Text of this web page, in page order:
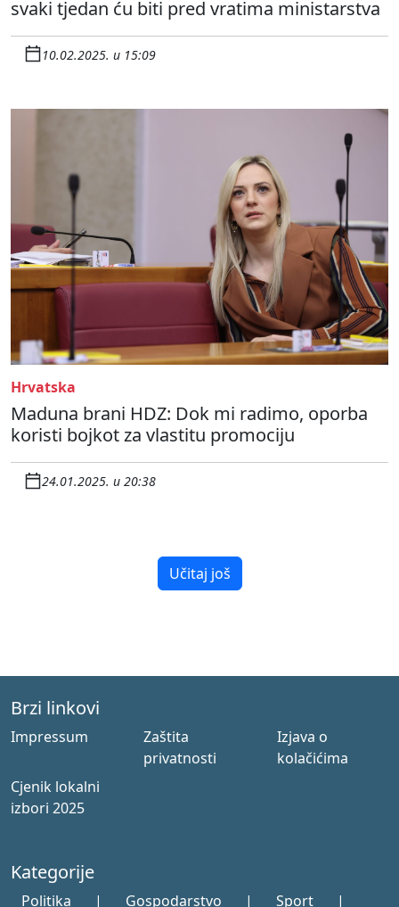
svaki tjedan ću biti pred vratima ministarstva
10.02.2025. u 15:09
Hrvatska
Maduna brani HDZ: Dok mi radimo, oporba
koristi bojkot za vlastitu promociju
24.01.2025. u 20:38
Učitaj još
Brzi linkovi
Impressum
Zaštita
privatnosti
Izjava o
kolačićima
Cjenik lokalni
izbori 2025
Kategorije
Politika | Gospodarstvo | Sport |